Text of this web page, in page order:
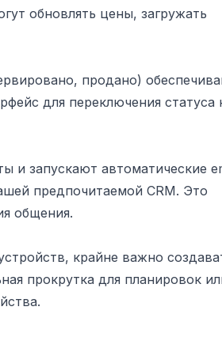
обновлять цены, загружать
продано)
для переключения статуса
и запускают автоматические
предпочитаемой CRM. Это
общения.
крайне важно
прокрутка для планировок